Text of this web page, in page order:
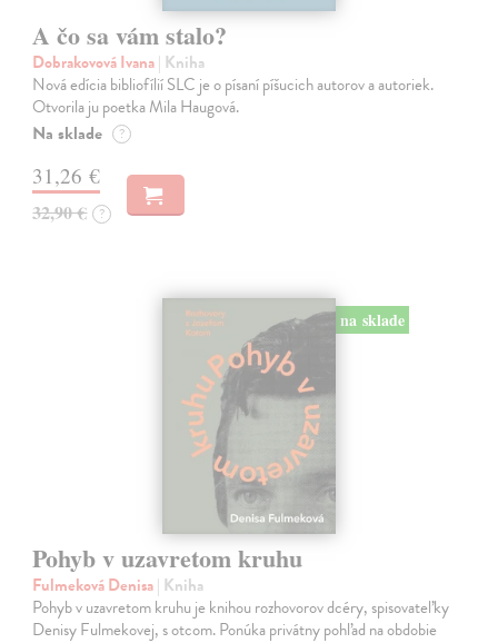
A čo sa vám stalo?
Dobrakovová Ivana| Kniha
Nová edícia bibliofílií SLC je o písaní píšucich autorov a autoriek.
Otvorila ju poetka Mila Haugová.
Na sklade ?
31,26 €
32,90 € ?
na sklade
Pohyb v uzavretom kruhu
Fulmeková Denisa| Kniha
Pohyb v uzavretom kruhu je knihou rozhovorov dcéry, spisovateľky
Denisy Fulmekovej, s otcom. Ponúka privátny pohľad na obdobie